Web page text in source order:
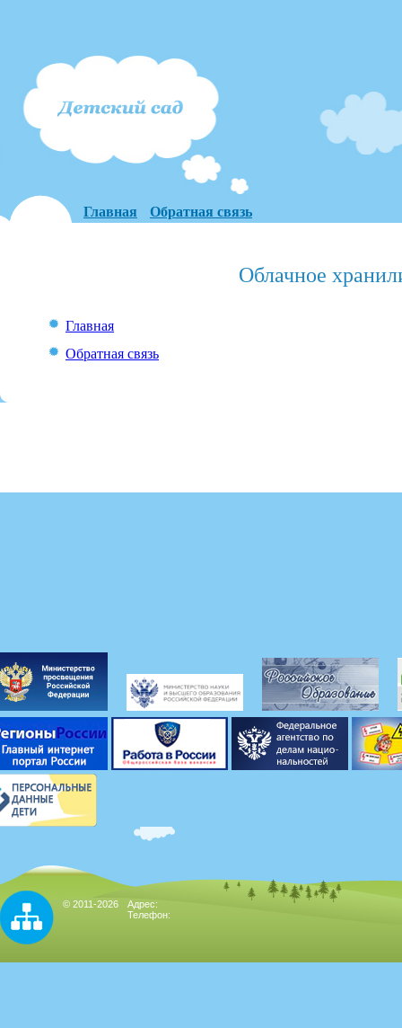
Главная Обратная связь
Облачное
Главная
Обратная связь
© 2011-2026
Адрес:
Телефон: